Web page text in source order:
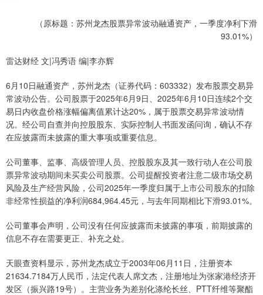
（原标题：苏州龙杰股票异常波动融通资产，一季度净利下滑
93.01%）
雷达财经 文|冯秀语 编|李亦辉
6月10日融通资产，苏州龙杰（证券代码：603332）发布股票交易异
常波动公告。公司股票于2025年6月9日、2025年6月10日连续2个交
易日内收盘价格涨幅偏离值累计达20%，属于股票交易异常波动情
况。经公司自查并向控股股东、实际控制人书面发函问询，确认不存
在应披露而未披露的重大事项或重要信息。
公司董事、监事、高级管理人员、控股股东及其一致行动人在公司股
票异常波动期间未买卖公司股票。公司提醒投资者注意二级市场交易
风险及生产经营风险，公司2025年一季度归属于上市公司股东的扣除
非经常性损益的净利润684,964.45元，与去年同期相比下滑93.01%。
公司董事会声明，公司没有任何应披露而未披露的事项，前期披露的
信息不存在需要更正、补充之处。
天眼查资料显示，苏州龙杰成立于2003年06月11日，注册资本
21634.7184万人民币，法定代表人席文杰，注册地址为张家港经济开
发区（振兴路19号）。主营业务为差别化涤纶长丝、PTT纤维等聚酯